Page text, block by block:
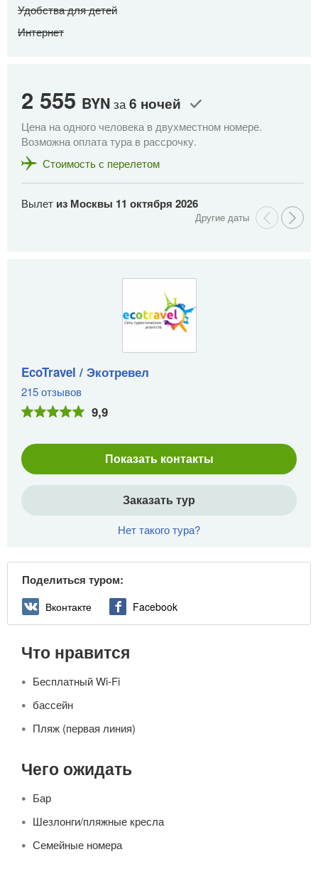
Удобства для детей
Интернет
2 555 BYN за6 ночей
Цена на одного человека в двухместном номере.
Возможна оплата тура в рассрочку.
Стоимость с перелетом
Вылет из Москвы 11 октября 2026
EcoTravel / Экотревел
215 отзывов
9,9
Показать контакты
Заказать тур
Нет такого тура?
Поделиться туром:
Вконтакте Facebook
Что нравится
Бесплатный Wi-Fi
бассейн
Пляж (первая линия)
Чего ожидать
Бар
Шезлонги/пляжные кресла
Семейные номера